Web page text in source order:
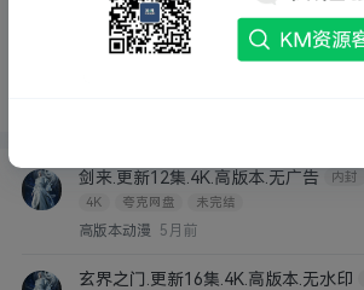
全部 4K 1080P
全部 123云盘 夸克网盘
UC网盘
剑来.更新12集.4K.高版本.无广告 内封
4K
夸克网盘 未完结
高版本动漫 5月前
玄界之门.更新16集.4K.高版本.无水印